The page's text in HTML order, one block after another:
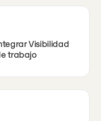
Visibilidad
trabajo